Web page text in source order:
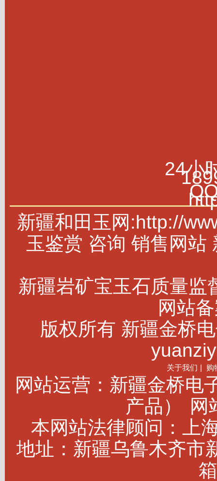
24小
新疆和田玉网:http://
玉鉴赏 咨询 销售网站
新疆岩矿宝玉石质量监
网站
版权所有 新疆金桥
关于我们 购
网站运营：新疆金桥电
产品）
网
本网站法律顾问：上
地址：新疆乌鲁木齐市